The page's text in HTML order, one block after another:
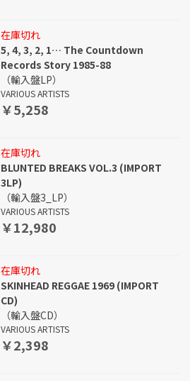
在庫切れ
5, 4, 3, 2, 1… The Countdown
Records Story 1985-88
（輸入盤LP）
VARIOUS ARTISTS
￥5,258
在庫切れ
BLUNTED BREAKS VOL.3 (IMPORT
3LP)
（輸入盤3_LP）
VARIOUS ARTISTS
￥12,980
在庫切れ
SKINHEAD REGGAE 1969 (IMPORT
CD)
（輸入盤CD）
VARIOUS ARTISTS
￥2,398